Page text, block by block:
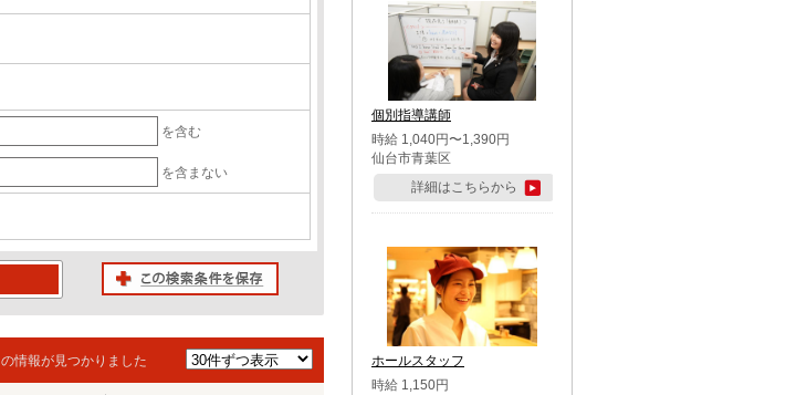
を含む
を含まない
の情報が見つかりました
個別指導講師
時給 1,040円〜1,390円
仙台市青葉区
詳細はこちらから
ホールスタッフ
時給 1,150円